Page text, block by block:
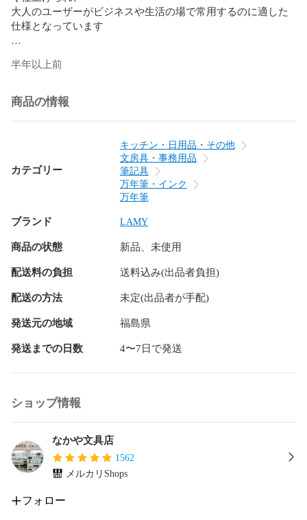
大人のユーザーがビジネスや生活の場で常用するのに適した
仕様となっています
ご注文後、取引ページにてお知らせください。
半年以上前
商品の情報
カテゴリー
キッチン・日用品・その他
文房具・事務用品
筆記具
万年筆・インク
万年筆
ブランド LAMY
商品の状態 新品、未使用
配送料の負担 送料込み(出品者負担)
配送の方法 未定(出品者が手配)
発送元の地域 福島県
発送までの日数 4〜7日で発送
ショップ情報
なかや文具店
1562
メルカリShops
フォロー